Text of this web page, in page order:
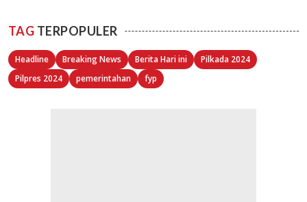
TAG TERPOPULER
Headline Breaking News Berita Hari ini
Pilkada 2024
Pilpres 2024
pemerintahan fyp